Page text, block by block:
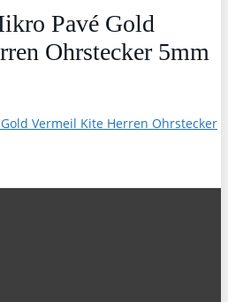
Pavé Gold
Ohrstecker 5mm